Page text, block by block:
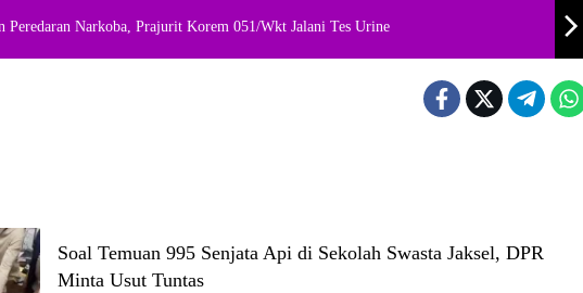
Peredaran Narkoba, Prajurit Korem 051/Wkt Jalani Tes Urine
Soal Temuan 995 Senjata Api di Sekolah Swasta Jaksel, DPR
Minta Usut Tuntas